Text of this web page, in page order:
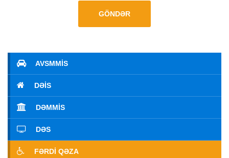
GÖNDƏR
AVSMMİS
DƏİS
DƏMMİS
DƏS
FƏRDI QƏZA